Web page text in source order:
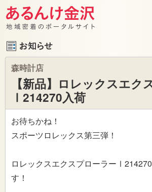
森時計店
【新品】ロレックスエク
Ⅰ214270入荷
お待ちかね！
スポーツロレックス第三弾！
ロレックスエクスプローラー
す！